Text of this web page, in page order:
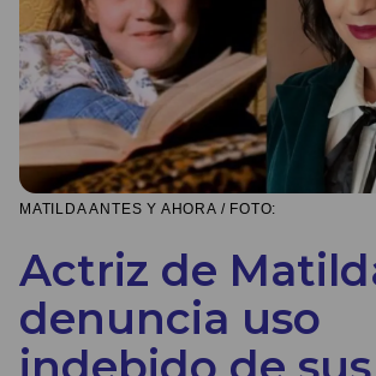
MATILDA ANTES Y AHORA / FOTO:
Actriz de
denuncia uso